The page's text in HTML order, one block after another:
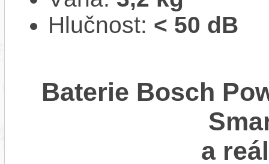
Hlučnost: < 50 dB
Baterie Bosch
a